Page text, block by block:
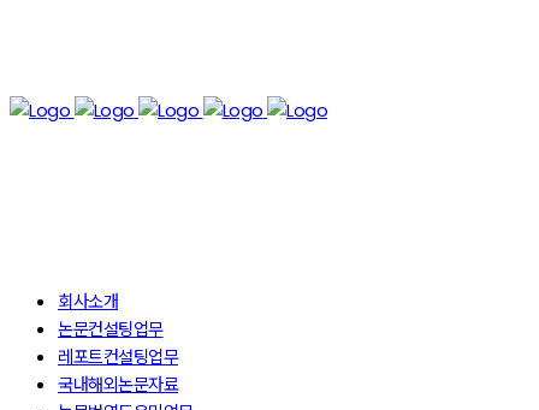
회사소개
논문컨설팅업무
레포트컨설팅업무
국내해외논문자료